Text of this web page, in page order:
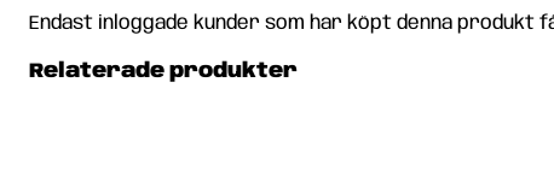
Endast inloggade kunder som har köpt denna produkt
Relaterade produkter